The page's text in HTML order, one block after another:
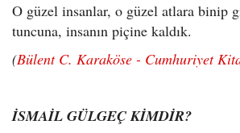
O güzel insanlar, o güzel atlara binip
tuncuna, insanın piçine kaldık.
(Bülent C. Karaköse - Cumhuriyet
İSMAİL GÜLGEÇ KİMDİR?